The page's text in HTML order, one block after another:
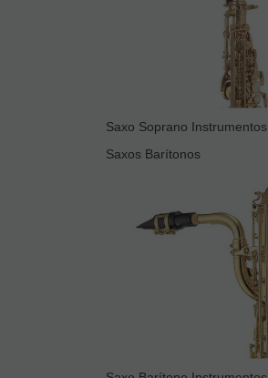
Saxo Soprano Instrumentos
Saxos Barítonos